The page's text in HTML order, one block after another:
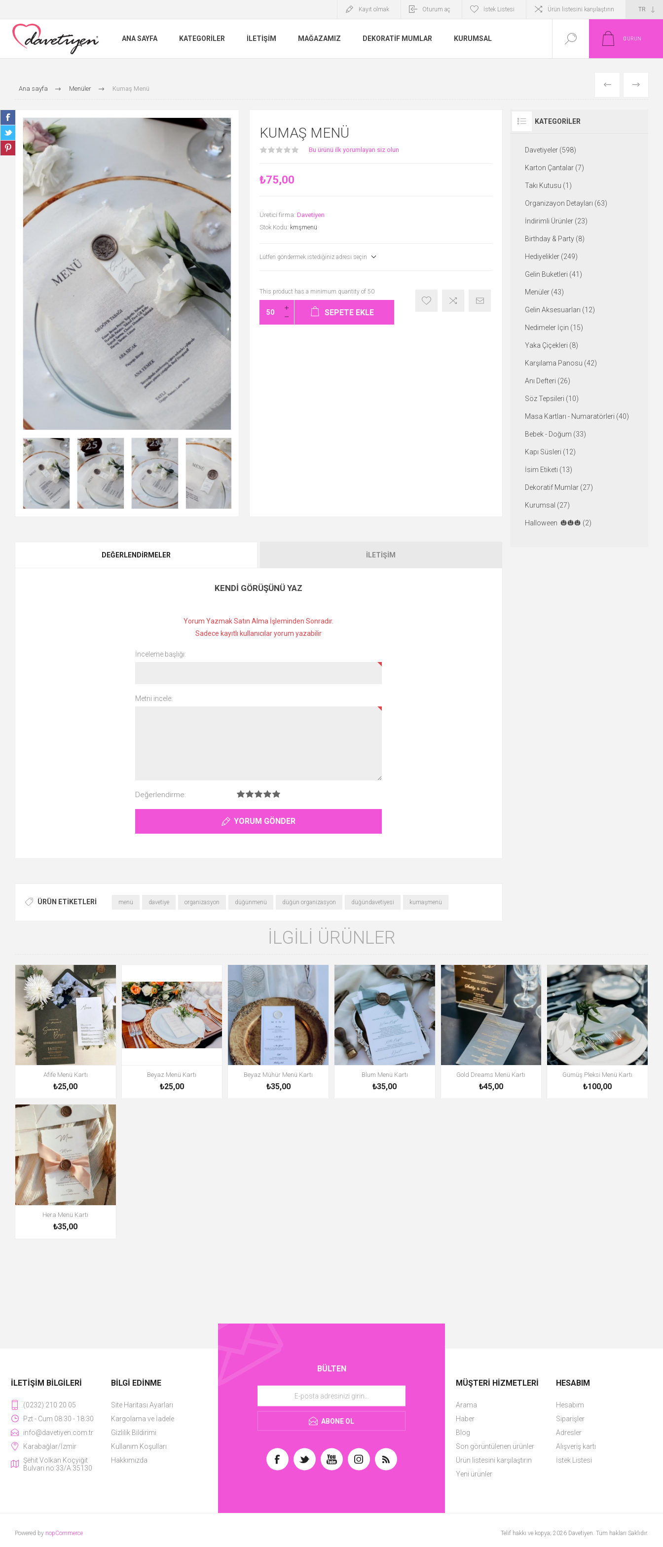
Kayıt olmak Oturum aç İstek Listesi Ürün listesini karşılaştırın
ANA SAYFA KATEGORILER İLETIŞIM MAĞAZAMIZ DEKORATIF MUMLAR KURUMSAL 0 ÜRÜN
Ana sayfa Menüler Kumaş Menü ÖNCEKISONRAKI
KUMAŞ MENÜ
Bu ürünü ilk yorumlayan siz olun
₺75,00
Üretici firma: Davetiyen
Stok Kodu: kmşmenü
Lütfen göndermek istediğiniz adresi seçin
This product has a minimum quantity of 50
SEPETE EKLE
DEĞERLENDIRMELER İLETIŞIM
KENDI GÖRÜŞÜNÜ YAZ
Yorum Yazmak Satın Alma İşleminden Sonradır.
Sadece kayıtlı kullanıcılar yorum yazabilir
İnceleme başlığı:
Metni incele:
Değerlendirme:
YORUM GÖNDER
ÜRÜN ETIKETLERI menü davetiye organizasyon düğünmenü düğün organizasyon düğündavetiyesi kumaşmenü
KATEGORILER
Davetiyeler (598)
Karton Çantalar (7)
Takı Kutusu (1)
Organizayon Detayları (63)
İndirimli Ürünler (23)
Birthday & Party (8)
Hediyelikler (249)
Gelin Buketleri (41)
Menüler (43)
Gelin Aksesuarları (12)
Nedimeler İçin (15)
Yaka Çiçekleri (8)
Karşılama Panosu (42)
Anı Defteri (26)
Söz Tepsileri (10)
Masa Kartları - Numaratörleri (40)
Bebek - Doğum (33)
Kapı Süsleri (12)
İsim Etiketi (13)
Dekoratif Mumlar (27)
Kurumsal (27)
Halloween 🎃🎃🎃 (2)
İLGILI ÜRÜNLER
Afife Menü Kartı
₺25,00
Beyaz Menü Kartı
₺25,00
Beyaz Mühür Menü Kartı
₺35,00
Blum Menü Kartı
₺35,00
Gold Dreams Menü Kartı
₺45,00
Gümüş Pleksi Menü Kartı
₺100,00
Hera Menü Kartı
₺35,00
BÜLTEN
ABONE OL
İLETIŞIM BILGILERI
(0232) 210 20 05
Pzt - Cum 08:30 - 18:30
info@davetiyen.com.tr
Karabağlar/İzmir
Şehit Volkan Koçyiğit
Bulvarı no:33/A 35130
BILGI EDINME
Site Haritası Ayarları
Kargolama ve İadele
Gizlilik Bildirimi
Kullanım Koşulları
Hakkımızda
MÜŞTERI HIZMETLERI
Arama
Haber
Blog
Son görüntülenen ürünler
Ürün listesini karşılaştırın
Yeni ürünler
HESABIM
Hesabım
Siparişler
Adresler
Alışveriş kartı
İstek Listesi
Powered by nopCommerce Telif hakkı ve kopya; 2026 Davetiyen. Tüm hakları Saklıdır.